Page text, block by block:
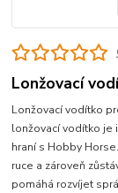
Lonžovací
Lonžovací vodítko
lonžovací vodítko je
hraní s Hobby
ruce a zároveň
pomáhá rozvíjet